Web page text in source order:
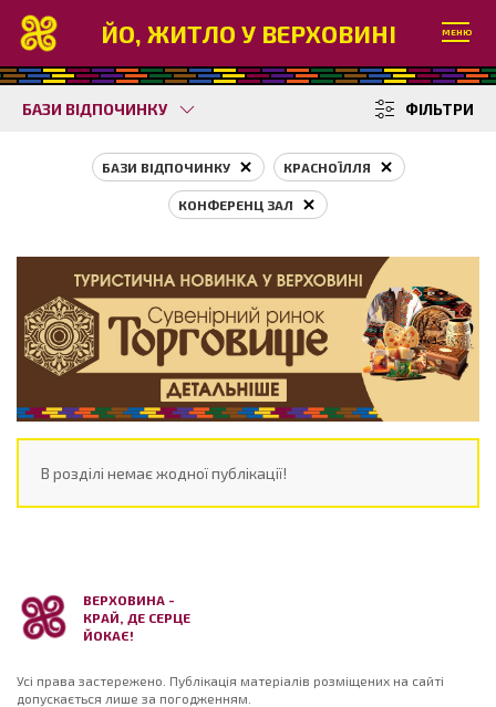
ЙО, ЖИТЛО У ВЕРХОВИНІ МЕНЮ
БАЗИ ВІДПОЧИНКУ ФІЛЬТРИ
БАЗИ ВІДПОЧИНКУ КРАСНОЇЛЛЯ
КОНФЕРЕНЦ ЗАЛ
В розділі немає жодної публікації!
ВЕРХОВИНА -
КРАЙ, ДЕ СЕРЦЕ
ЙОКАЄ!
Усі права застережено. Публікація матеріалів розміщених на сайті
допускається лише за погодженням.